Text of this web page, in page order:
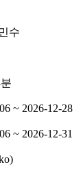
수
~ 2026-12-28
~ 2026-12-31